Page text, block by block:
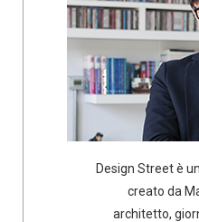
Design Street è
creato da
architetto,